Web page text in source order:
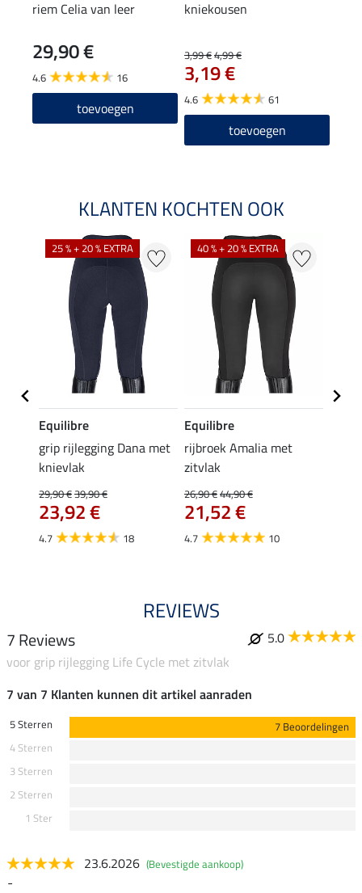
riem Celia van leer
29,90 €
4.6 16
toevoegen
kniekousen
3,99 €4,99 €
3,19 €
4.6 61
toevoegen
KLANTEN KOCHTEN OOK
25 % + 20 % EXTRA
Equilibre
grip rijlegging Dana met
knievlak
29,90 €39,90 €
23,92 €
4.7 18
40 % + 20 % EXTRA
Equilibre
rijbroek Amalia met
zitvlak
26,90 €44,90 €
21,52 €
4.7 10
REVIEWS
7 Reviews
5.0
voor grip rijlegging Life Cycle met zitvlak
7 van 7 Klanten kunnen dit artikel aanraden
5 Sterren
7 Beoordelingen
4 Sterren
3 Sterren
2 Sterren
1 Ster
23.6.2026 (Bevestigde aankoop)
-